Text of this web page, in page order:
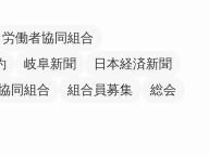
労働者協同組合
岐阜新聞
日本経済新聞
同組合 組合員募集
総会